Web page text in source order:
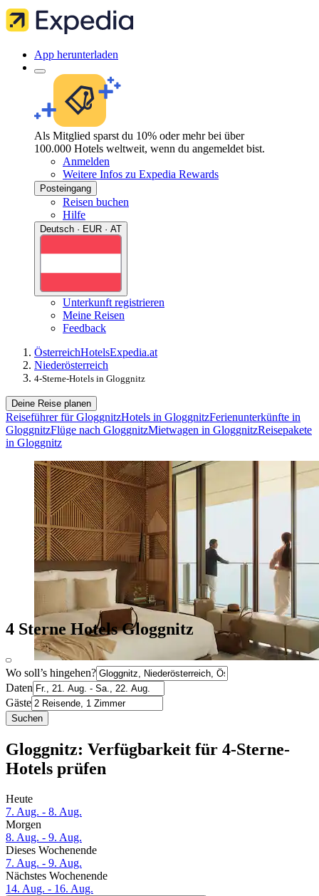
App herunterladen
Als Mitglied sparst du 10% oder mehr bei über
100.000 Hotels weltweit, wenn du angemeldet bist.
Anmelden
Weitere Infos zu Expedia Rewards
Posteingang
Reisen buchen
Hilfe
Deutsch · EUR · AT
Unterkunft registrieren
Meine Reisen
Feedback
ÖsterreichHotelsExpedia.at
Niederösterreich
4-Sterne-Hotels in Gloggnitz
Deine Reise planen
Reiseführer für GloggnitzHotels in GloggnitzFerienunterkünfte in
GloggnitzFlüge nach GloggnitzMietwagen in GloggnitzReisepakete
in Gloggnitz
4 Sterne Hotels Gloggnitz
Wo soll’s hingehen?
Daten
Gäste
Suchen
Gloggnitz: Verfügbarkeit für 4-Sterne-
Hotels prüfen
Heute
7. Aug. - 8. Aug.
Morgen
8. Aug. - 9. Aug.
Dieses Wochenende
7. Aug. - 9. Aug.
Nächstes Wochenende
14. Aug. - 16. Aug.